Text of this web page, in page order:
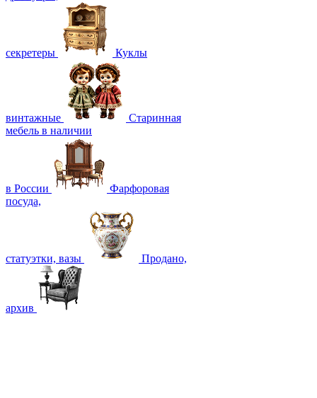
секретеры Куклы
винтажные
Старинная
мебель в наличии
в России
Фарфоровая
посуда,
статуэтки, вазы Продано,
архив